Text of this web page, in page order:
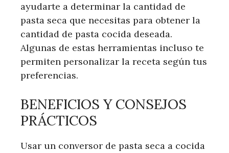
ayudarte a determinar la cantidad de
pasta seca que necesitas para obtener la
cantidad de pasta cocida deseada.
Algunas de estas herramientas incluso te
permiten personalizar la receta según tus
preferencias.
BENEFICIOS Y CONSEJOS
PRÁCTICOS
Usar un conversor de pasta seca a cocida